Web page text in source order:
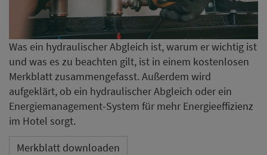
Was ein hydraulischer Abgleich ist, warum er wichtig ist
und was es zu beachten gilt, ist in einem kostenlosen
Merkblatt zusammengefasst. Außerdem wird
aufgeklärt, ob ein hydraulischer Abgleich oder ein
Energiemanagement-System für mehr Energieeffizienz
im Hotel sorgt.
Merkblatt downloaden